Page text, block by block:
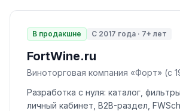
В продакшне С 2017 года · 7+ лет
FortWine.ru
Виноторговая компания «Форт» (с
Разработка с нуля: каталог,
личный кабинет, B2B-раздел,